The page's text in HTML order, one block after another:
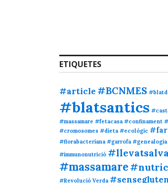
ETIQUETES
#article #BCNMES
#blatsantics
#massamare #fetacasa #confinament
#cromosomes #dieta #ecològic
#florabacteriana #garrofa #genealogia
#immunonutrició
#massamare
#Revolució Verda